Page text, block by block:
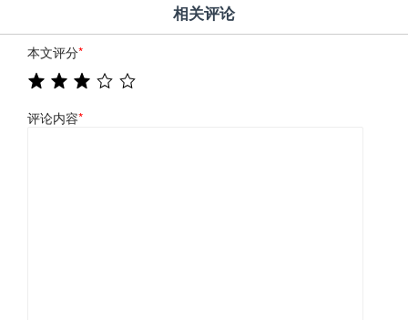
相关评论
本文评分*
评论内容*